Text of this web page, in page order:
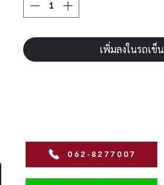
เพิ่มลงในรถเข็น
062-8277007